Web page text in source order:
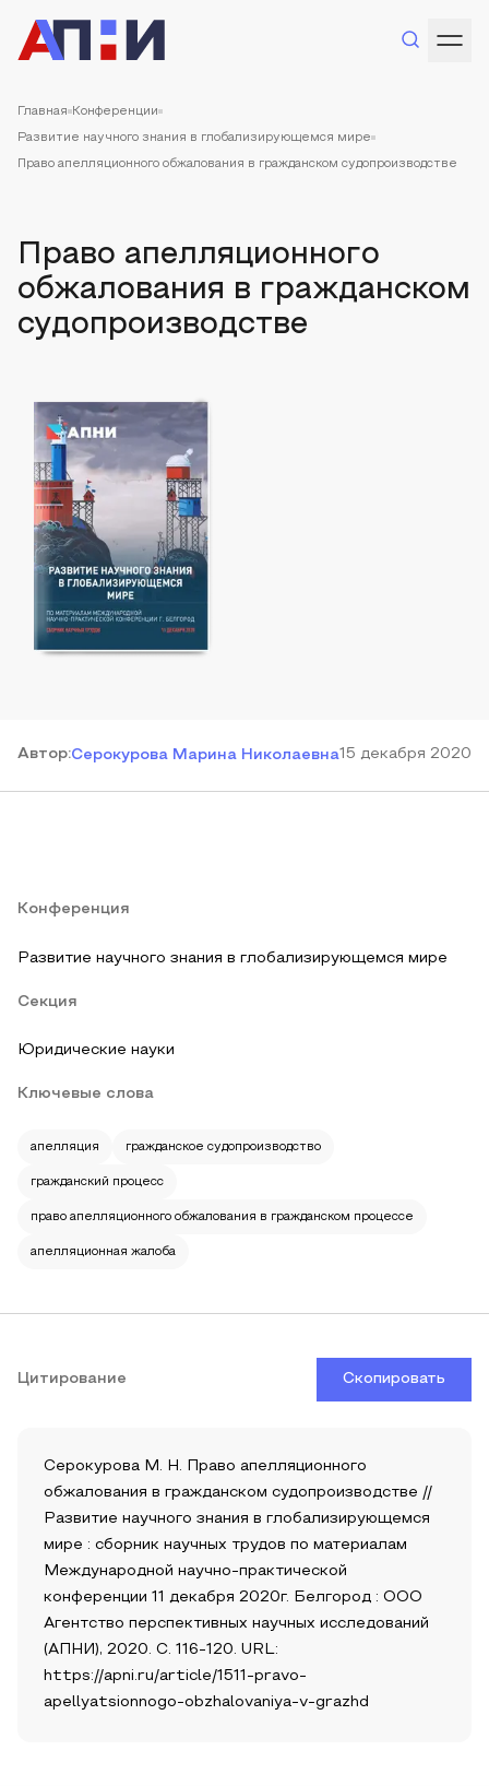
Главная Конференции
Развитие научного знания в глобализирующемся мире
Право апелляционного обжалования в гражданском судопроизводстве
Право апелляционного
обжалования в гражданском
судопроизводстве
Автор:Cерокурова Марина Николаевна15 декабря 2020
Конференция
Развитие научного знания в глобализирующемся мире
Секция
Юридические науки
Ключевые слова
апелляция гражданское судопроизводство
гражданский процесс
право апелляционного обжалования в гражданском процессе
апелляционная жалоба
Цитирование Скопировать
Cерокурова М. Н. Право апелляционного
обжалования в гражданском судопроизводстве //
Развитие научного знания в глобализирующемся
мире : сборник научных трудов по материалам
Международной научно-практической
конференции 11 декабря 2020г. Белгород : ООО
Агентство перспективных научных исследований
(АПНИ), 2020. С. 116-120. URL:
https://apni.ru/article/1511-pravo-
apellyatsionnogo-obzhalovaniya-v-grazhd